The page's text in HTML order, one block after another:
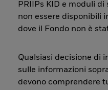
PRIIPs KID e moduli
non essere disponibili
dove il Fondo non è
Qualsiasi decisione di
sulle informazioni
devono comprendere